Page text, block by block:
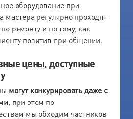
оборудование при
мастера регулярно проходят
ремонту и по тому, как
позитив при общении.
цены, доступные
могут конкурировать даже с
, при этом по
мы обходим частников